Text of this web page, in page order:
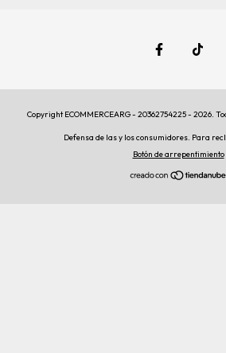
Copyright ECOMMERCEARG - 20362754225 - 2026.
Defensa de las y los consumidores. Para
Botón de arrepentimiento